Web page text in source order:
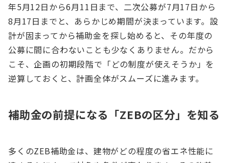
年5月12日から6月11日まで、二次公募が7月17日から
8月17日までと、あらかじめ期間が決まっています。設
計が固まってから補助金を探し始めると、その年度の
公募に間に合わないことも少なくありません。だから
こそ、企画の初期段階で「どの制度が使えそうか」を
逆算しておくと、計画全体がスムーズに進みます。
補助金の前提になる「ZEBの区分」を知る
多くのZEB補助金は、建物がどの程度の省エネ性能に